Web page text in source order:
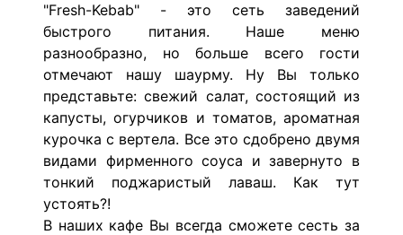
"Fresh-Kebab" - это сеть заведений
быстрого питания. Наше меню
разнообразно, но больше всего гости
отмечают нашу шаурму. Ну Вы только
представьте: свежий салат, состоящий из
капусты, огурчиков и томатов, ароматная
курочка с вертела. Все это сдобрено двумя
видами фирменного соуса и завернуто в
тонкий поджаристый лаваш. Как тут
устоять?!
В наших кафе Вы всегда сможете сесть за